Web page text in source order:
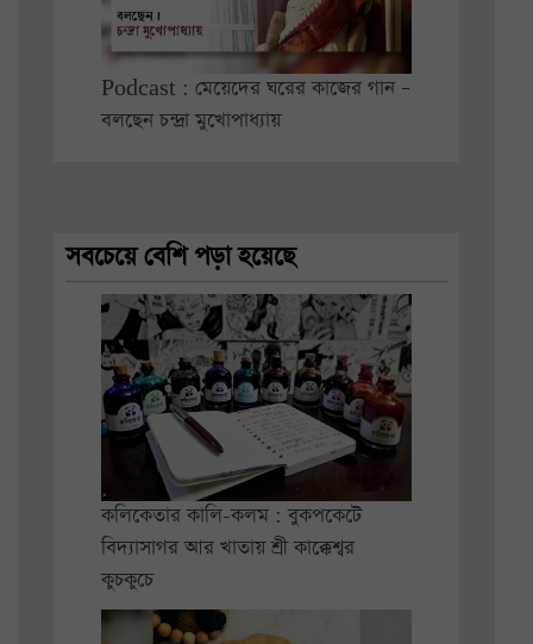
Podcast : মেয়েদের ঘরের কাজের গান –
বলছেন চন্দ্রা মুখোপাধ্যায়
সবচেয়ে বেশি পড়া হয়েছে
কলিকেতার কালি-কলম : বুকপকেটে
বিদ্যাসাগর আর খাতায় শ্রী কাক্কেশ্বর
কুচকুচে